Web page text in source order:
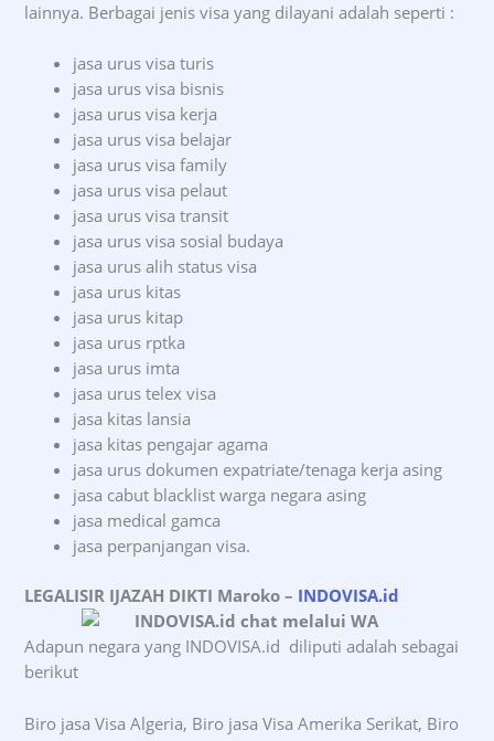
lainnya. Berbagai jenis visa yang dilayani adalah seperti :
jasa urus visa turis
jasa urus visa bisnis
jasa urus visa kerja
jasa urus visa belajar
jasa urus visa family
jasa urus visa pelaut
jasa urus visa transit
jasa urus visa sosial budaya
jasa urus alih status visa
jasa urus kitas
jasa urus kitap
jasa urus rptka
jasa urus imta
jasa urus telex visa
jasa kitas lansia
jasa kitas pengajar agama
jasa urus dokumen expatriate/tenaga kerja asing
jasa cabut blacklist warga negara asing
jasa medical gamca
jasa perpanjangan visa.
LEGALISIR IJAZAH DIKTI Maroko– INDOVISA.id
Adapun negara yang INDOVISA.id diliputi adalah sebagai
berikut
Biro jasa Visa Algeria, Biro jasa Visa Amerika Serikat, Biro